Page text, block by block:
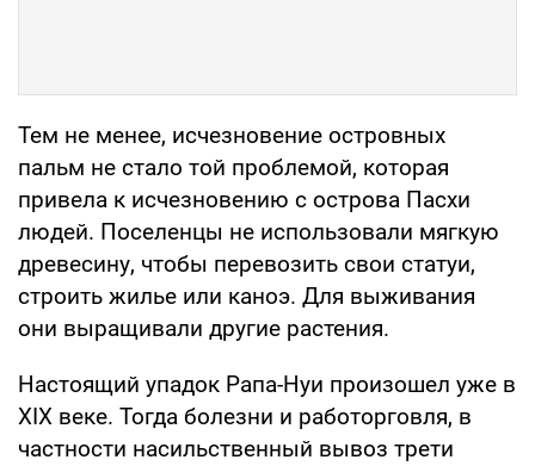
Тем не менее, исчезновение островных
пальм не стало той проблемой, которая
привела к исчезновению с острова Пасхи
людей. Поселенцы не использовали мягкую
древесину, чтобы перевозить свои статуи,
строить жилье или каноэ. Для выживания
они выращивали другие растения.
Настоящий упадок Рапа-Нуи произошел уже в
XIX веке. Тогда болезни и работорговля, в
частности насильственный вывоз трети